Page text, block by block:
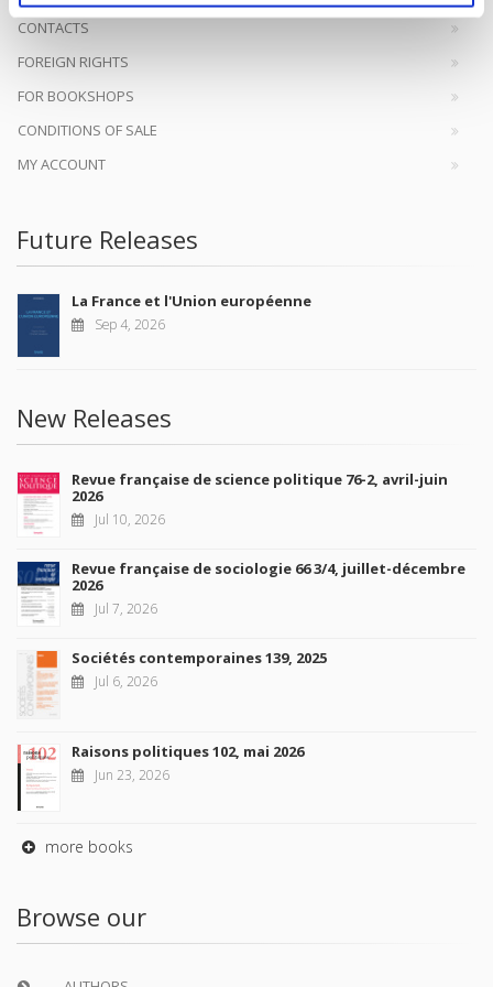
CONTACTS
FOREIGN RIGHTS
FOR BOOKSHOPS
CONDITIONS OF SALE
MY ACCOUNT
Future Releases
La France et l'Union européenne
Sep 4, 2026
New Releases
Revue française de science politique 76-2, avril-juin
2026
Jul 10, 2026
Revue française de sociologie 66 3/4, juillet-décembre
2026
Jul 7, 2026
Sociétés contemporaines 139, 2025
Jul 6, 2026
Raisons politiques 102, mai 2026
Jun 23, 2026
more books
Browse our